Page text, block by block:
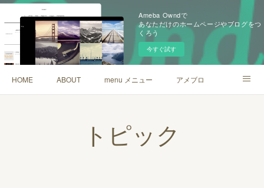
Ameba Owndで
あなただけのホームページやブログをつ
くろう
今すぐ試す
HOME ABOUT menu メニュー アメブロ
トピック